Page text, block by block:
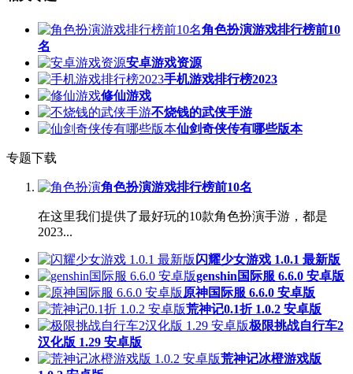
角色扮演游戏排行榜前10
名
安卓游戏资源
手机游戏排行榜2023
修仙游戏
不烧钱的武侠手游
仙剑奇侠传有哪些版本
专题下载
角色扮演游戏排行榜前10名
在这里我们提供了最好玩的10款角色扮演手游，都是
2023...
闪耀少女游戏 1.0.1 最新版
genshin国际服 6.6.0 安卓版
原神国际服 6.6.0 安卓版
荒神记0.1折 1.0.2 安卓版
极限挑战自行车2
汉化版 1.29 安卓版
荒神记冰橙游戏版